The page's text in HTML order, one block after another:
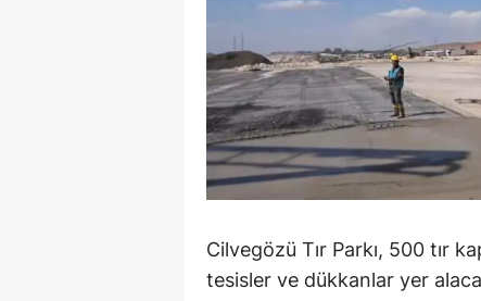
Cilvegözü Tır Parkı, 500 tır
tesisler ve dükkanlar yer